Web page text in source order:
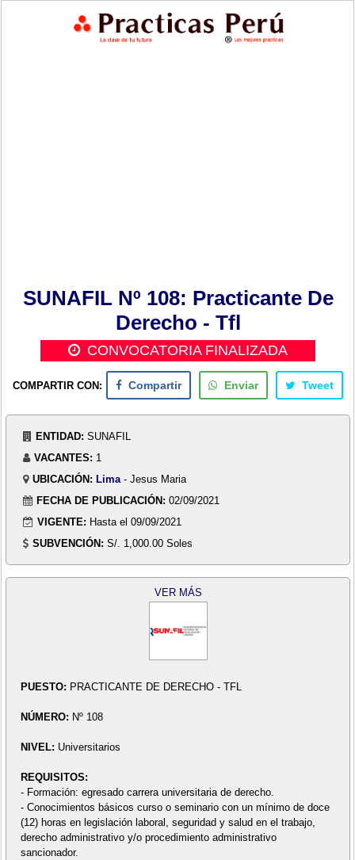
SUNAFIL Nº 108: Practicante De
Derecho - Tfl
CONVOCATORIA FINALIZADA
COMPARTIR CON: Compartir Enviar Tweet
ENTIDAD: SUNAFIL
VACANTES: 1
UBICACIÓN: Lima - Jesus Maria
FECHA DE PUBLICACIÓN: 02/09/2021
VIGENTE: Hasta el 09/09/2021
SUBVENCIÓN: S/. 1,000.00 Soles
VER MÁS
PUESTO: PRACTICANTE DE DERECHO - TFL
NÚMERO: Nº 108
NIVEL: Universitarios
REQUISITOS:
- Formación: egresado carrera universitaria de derecho.
- Conocimientos básicos curso o seminario con un mínimo de doce
(12) horas en legislación laboral, seguridad y salud en el trabajo,
derecho administrativo y/o procedimiento administrativo
sancionador.